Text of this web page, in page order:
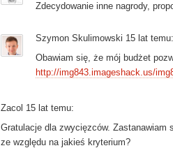
Zdecydowanie inne nagrody,
Szymon Skulimowski 15 lat temu:
Obawiam się, że mój budżet
http://img843.imageshack.us/
Zacol 15 lat temu:
Gratulacje dla zwycięzców. Zastanawiam
ze względu na jakieś kryterium?